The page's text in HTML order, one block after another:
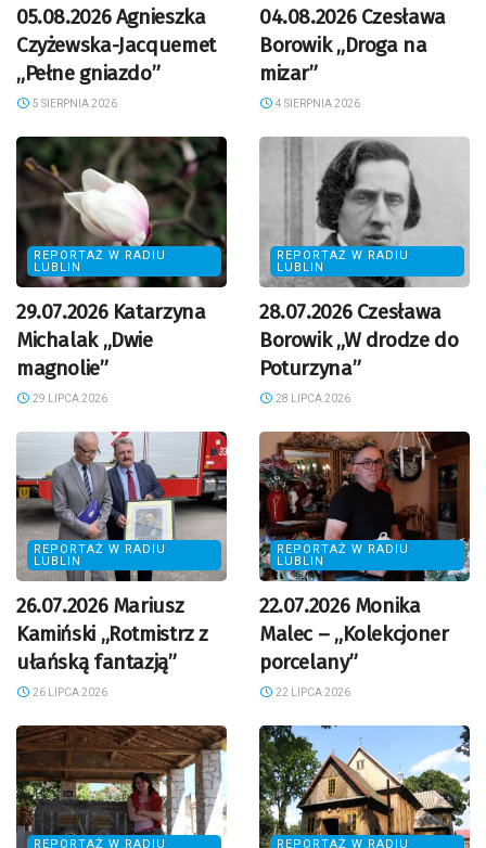
05.08.2026 Agnieszka
Czyżewska-Jacquemet
„Pełne gniazdo”
5 SIERPNIA 2026
04.08.2026 Czesława
Borowik „Droga na
mizar”
4 SIERPNIA 2026
REPORTAŻ W RADIU
LUBLIN
29.07.2026 Katarzyna
Michalak „Dwie
magnolie”
29 LIPCA 2026
REPORTAŻ W RADIU
LUBLIN
28.07.2026 Czesława
Borowik „W drodze do
Poturzyna”
28 LIPCA 2026
REPORTAŻ W RADIU
LUBLIN
26.07.2026 Mariusz
Kamiński „Rotmistrz z
ułańską fantazją”
26 LIPCA 2026
REPORTAŻ W RADIU
LUBLIN
22.07.2026 Monika
Malec – „Kolekcjoner
porcelany”
22 LIPCA 2026
REPORTAŻ W RADIU
REPORTAŻ W RADIU